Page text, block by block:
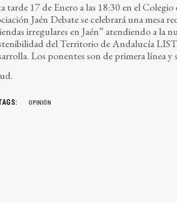
tarde 17 de Enero a las 18:30 en el
Jaén Debate se celebrará una mesa
irregulares en Jaén” atendiendo a la
del Territorio de Andalucía
Los ponentes son de primera línea y
OPINIÓN